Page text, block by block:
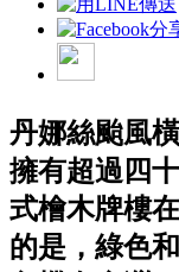
丹娜絲颱風
擁有超過四
式檜木牌樓
的是，綠色